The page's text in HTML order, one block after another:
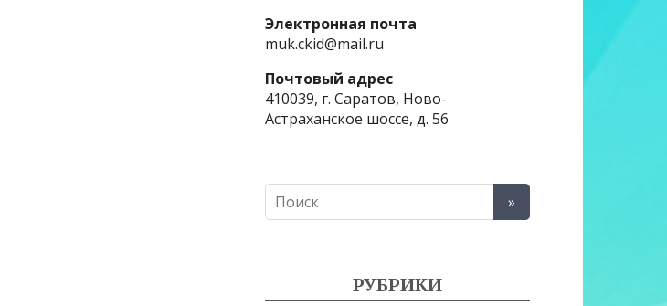
Электронная почта
muk.ckid@mail.ru
Почтовый адрес
410039, г. Саратов, Ново-
Астраханское шоссе, д. 56
РУБРИКИ